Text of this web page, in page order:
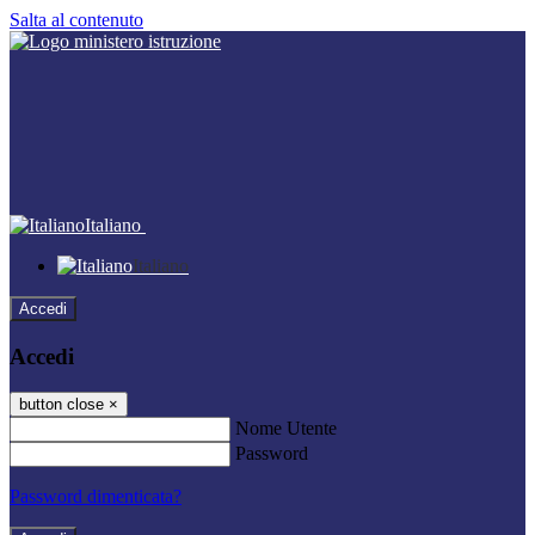
Salta al contenuto
Italiano
Italiano
Accedi
Accedi
button close ×
Nome Utente
Password
Password dimenticata?